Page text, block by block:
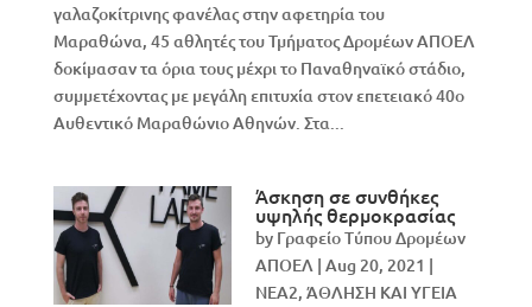
γαλαζοκίτρινης φανέλας στην αφετηρία του
Μαραθώνα, 45 αθλητές του Τμήματος Δρομέων ΑΠΟΕΛ
δοκίμασαν τα όρια τους μέχρι το Παναθηναϊκό στάδιο,
συμμετέχοντας με μεγάλη επιτυχία στον επετειακό 40ο
Αυθεντικό Μαραθώνιο Αθηνών. Στα...
Άσκηση σε συνθήκες
υψηλής θερμοκρασίας
by Γραφείο Τύπου Δρομέων
ΑΠΟΕΛ | Aug 20, 2021 |
NEA2, ΆΘΛΗΣΗ ΚΑΙ ΥΓΕΙΑ